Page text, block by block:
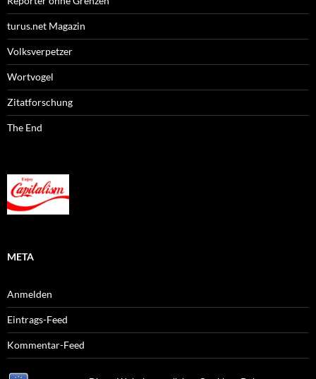
turus.net Magazin
Volksverpetzer
Wortvogel
Zitatforschung
The End
META
Anmelden
Eintrags-Feed
Kommentar-Feed
WordPress.org